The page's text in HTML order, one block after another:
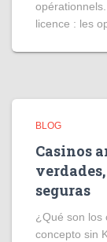
licence : les
BLOG
Casinos
seguras
¿Qué son los
concepto sin